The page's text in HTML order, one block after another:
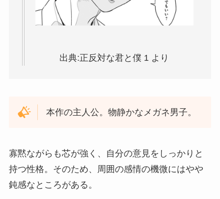
出典:正反対な君と僕 1 より
本作の主人公。物静かなメガネ男子。
寡黙ながらも芯が強く、自分の意見をしっかりと
持つ性格。そのため、周囲の感情の機微にはやや
鈍感なところがある。